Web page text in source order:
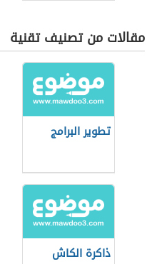
مقالات من تصنيف تقنية
تطوير البرامج
ذاكرة الكاش